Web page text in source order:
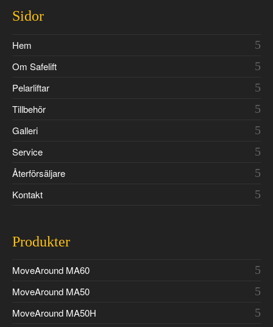
Sidor
Hem
Om Safelift
Pelarliftar
Tillbehör
Galleri
Service
Återförsäljare
Kontakt
Produkter
MoveAround MA60
MoveAround MA50
MoveAround MA50H